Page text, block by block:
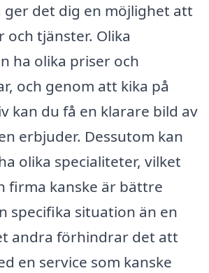
ger det dig en möjlighet att
och tjänster. Olika
ha olika priser och
och genom att kika på
kan du få en klarare bild av
erbjuder. Dessutom kan
olika specialiteter, vilket
firma kanske är bättre
specifika situation än en
andra förhindrar det att
en service som kanske